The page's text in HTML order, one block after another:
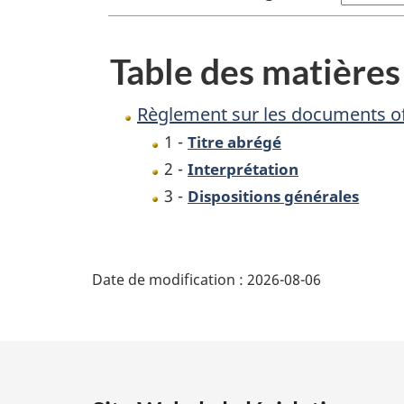
Table des matières
Règlement sur les documents
1 - Titre abrégé
2 - Interprétation
3 - Dispositions générales
Date de modification : 2026-08-06